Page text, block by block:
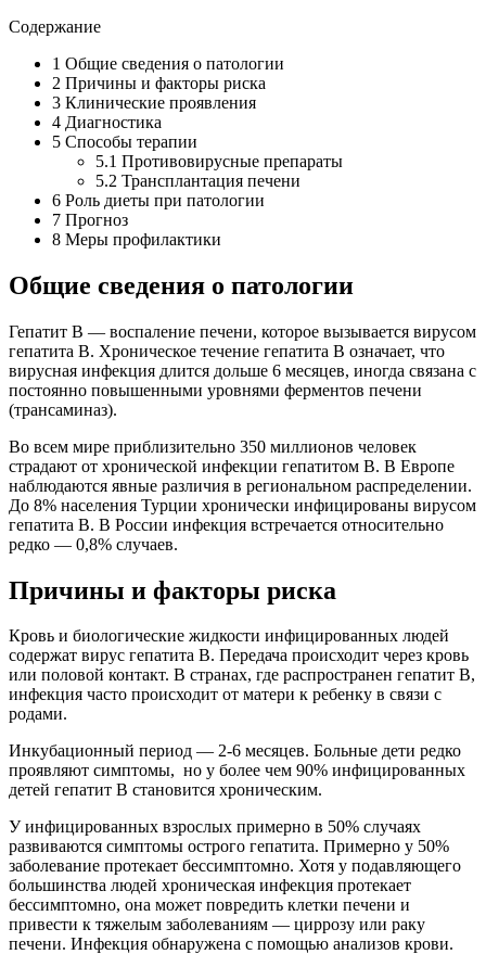
Содержание
1 Общие сведения о патологии
2 Причины и факторы риска
3 Клинические проявления
4 Диагностика
5 Способы терапии
5.1 Противовирусные препараты
5.2 Трансплантация печени
6 Роль диеты при патологии
7 Прогноз
8 Меры профилактики
Общие сведения о патологии
Гепатит В — воспаление печени, которое вызывается вирусом
гепатита В. Хроническое течение гепатита В означает, что
вирусная инфекция длится дольше 6 месяцев, иногда связана с
постоянно повышенными уровнями ферментов печени
(трансаминаз).
Во всем мире приблизительно 350 миллионов человек
страдают от хронической инфекции гепатитом В. В Европе
наблюдаются явные различия в региональном распределении.
До 8% населения Турции хронически инфицированы вирусом
гепатита В. В России инфекция встречается относительно
редко — 0,8% случаев.
Причины и факторы риска
Кровь и биологические жидкости инфицированных людей
содержат вирус гепатита В. Передача происходит через кровь
или половой контакт. В странах, где распространен гепатит В,
инфекция часто происходит от матери к ребенку в связи с
родами.
Инкубационный период — 2-6 месяцев. Больные дети редко
проявляют симптомы, но у более чем 90% инфицированных
детей гепатит В становится хроническим.
У инфицированных взрослых примерно в 50% случаях
развиваются симптомы острого гепатита. Примерно у 50%
заболевание протекает бессимптомно. Хотя у подавляющего
большинства людей хроническая инфекция протекает
бессимптомно, она может повредить клетки печени и
привести к тяжелым заболеваниям — циррозу или раку
печени. Инфекция обнаружена с помощью анализов крови.